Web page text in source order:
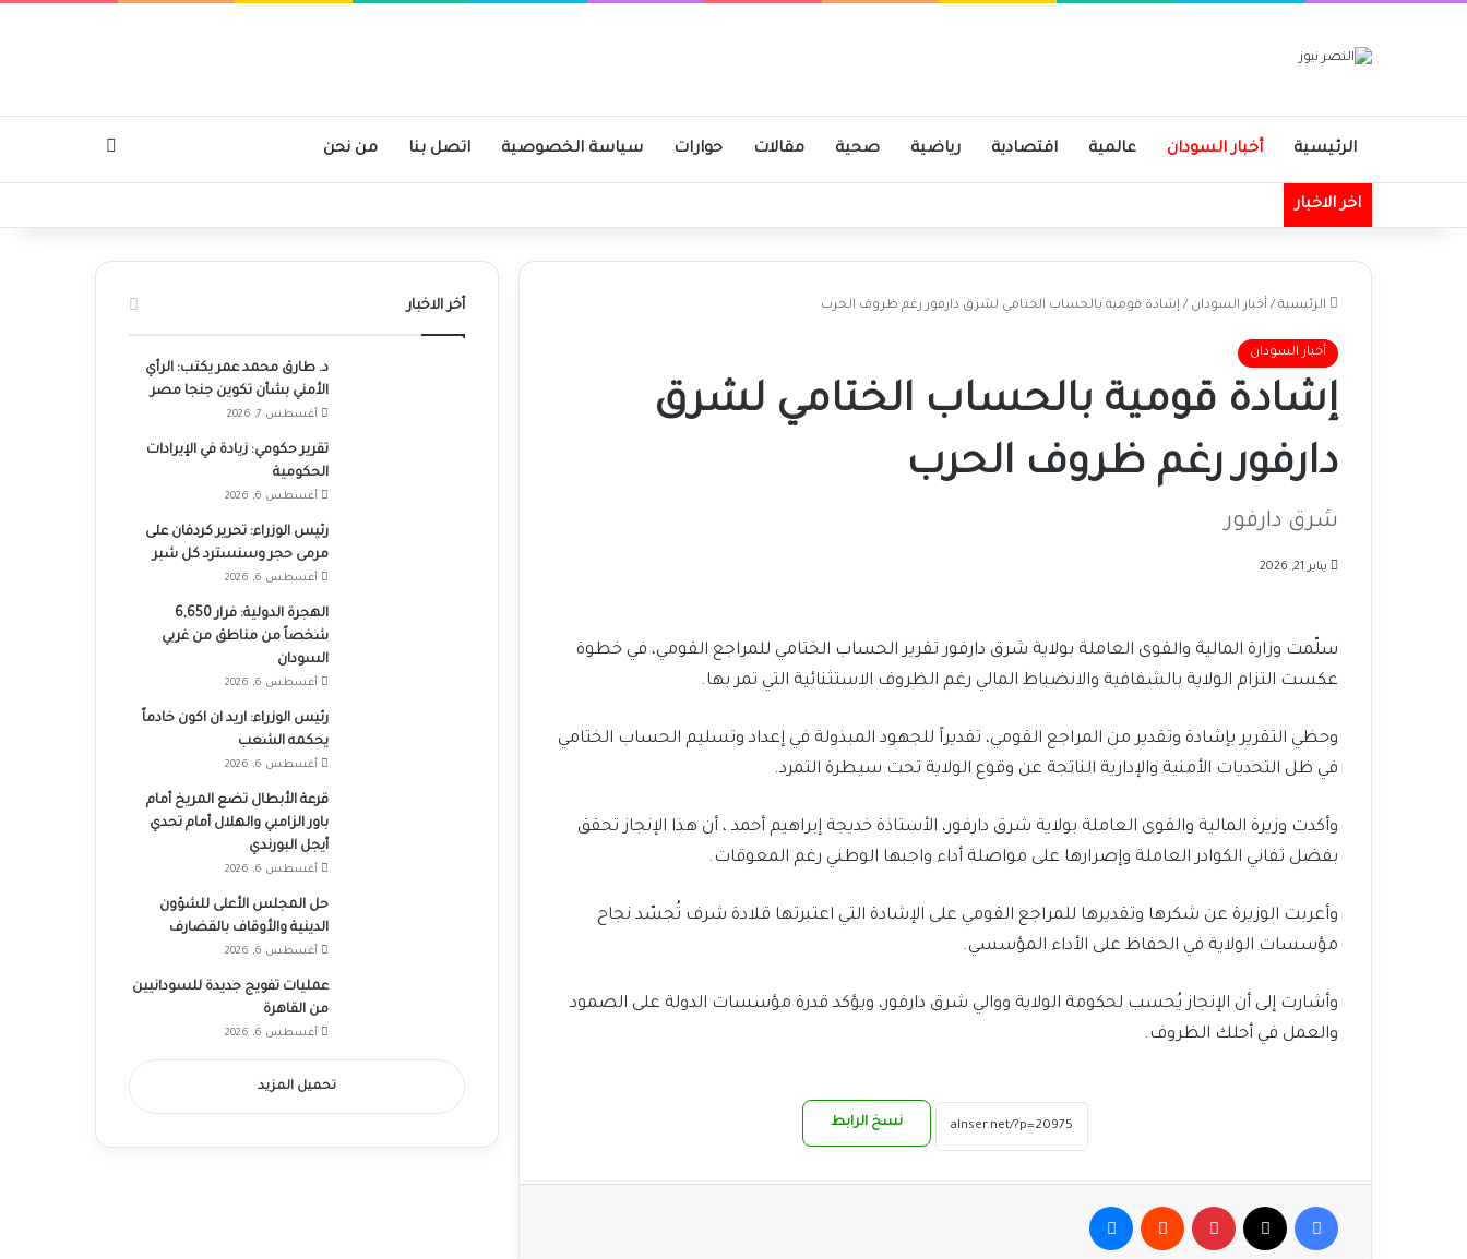
الرئيسية أخبار السودان عالمية اقتصادية رياضية صحية مقالات حوارات سياسة الخصوصية اتصل بنا من نحن
اخر الاخبار
الرئيسية / أخبار السودان / إشادة قومية بالحساب الختامي لشرق دارفور رغم ظروف الحرب
أخبار السودان
إشادة قومية بالحساب الختامي لشرق
دارفور رغم ظروف الحرب
شرق دارفور
يناير 21, 2026
سلّمت وزارة المالية والقوى العاملة بولاية شرق دارفور تقرير الحساب الختامي للمراجع القومي، في خطوة
عكست التزام الولاية بالشفافية والانضباط المالي رغم الظروف الاستثنائية التي تمر بها.
وحظي التقرير بإشادة وتقدير من المراجع القومي، تقديراً للجهود المبذولة في إعداد وتسليم الحساب الختامي
في ظل التحديات الأمنية والإدارية الناتجة عن وقوع الولاية تحت سيطرة التمرد.
وأكدت وزيرة المالية والقوى العاملة بولاية شرق دارفور، الأستاذة خديجة إبراهيم أحمد ، أن هذا الإنجاز تحقق
بفضل تفاني الكوادر العاملة وإصرارها على مواصلة أداء واجبها الوطني رغم المعوقات.
وأعربت الوزيرة عن شكرها وتقديرها للمراجع القومي على الإشادة التي اعتبرتها قلادة شرف تُجسّد نجاح
مؤسسات الولاية في الحفاظ على الأداء المؤسسي.
وأشارت إلى أن الإنجاز يُحسب لحكومة الولاية ووالي شرق دارفور، ويؤكد قدرة مؤسسات الدولة على الصمود
والعمل في أحلك الظروف.
نسخ الرابط
فيسبوك بينتيريست
أخر الاخبار
د. طارق محمد عمر يكتب: الرأي
الأمني بشأن تكوين جنجا مصر
أغسطس 7, 2026
تقرير حكومي: زيادة في الإيرادات
الحكومية
أغسطس 6, 2026
رئيس الوزراء: تحرير كردفان على
مرمى حجر وسنسترد كل شبر
أغسطس 6, 2026
الهجرة الدولية: فرار 6,650
شخصاً من مناطق من غربي
السودان
أغسطس 6, 2026
رئيس الوزراء: اريد ان اكون خادماً
يحكمه الشعب
أغسطس 6, 2026
قرعة الأبطال تضع المريخ أمام
باور الزامبي والهلال أمام تحدي
أيجل البورندي
أغسطس 6, 2026
حل المجلس الأعلى للشؤون
الدينية والأوقاف بالقضارف
أغسطس 6, 2026
عمليات تفويج جديدة للسودانيين
من القاهرة
أغسطس 6, 2026
تحميل المزيد